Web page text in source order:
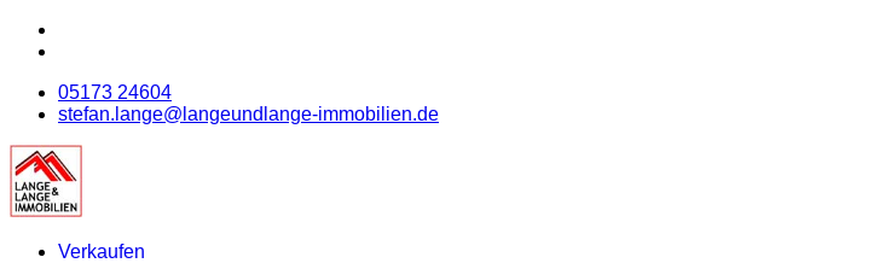
05173 24604
stefan.lange@langeundlange-immobilien.de
Verkaufen